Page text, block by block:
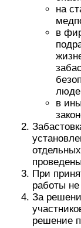
на
в
в
При
работы
За
решение